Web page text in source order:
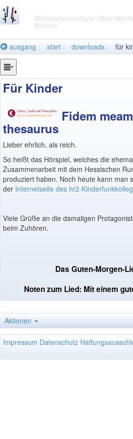
Wintersteinschule Ober-
ausgang start downloads für
Für Kinder
Fidem
thesaurus
Lieber ehrlich, als reich.
So heißt das Hörspiel, welches die
Zusammenarbeit mit dem Hessischen
produziert haben. Noch heute kann man
der Internetseite des hr2-
Viele Grüße an die damaligen
beim Zuhören.
Das Guten-Morgen-
Noten zum Lied: Mit einem
Aktionen
Impressum Datenschutz